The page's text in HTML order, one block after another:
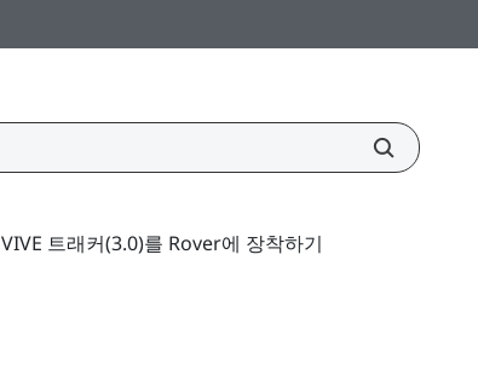
VIVE 트래커(3.0)를 Rover에 장착하기